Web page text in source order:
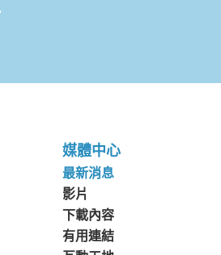
媒體中心
最新消息
影片
下載內容
有用連結